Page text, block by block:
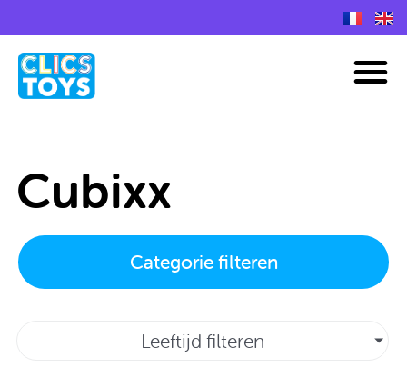
inhoud
Cubixx
Categorie filteren
Leeftijd filteren